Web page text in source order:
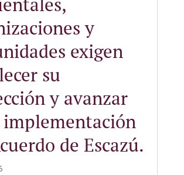
y
exigen
su
y avanzar
implementación
de Escazú.